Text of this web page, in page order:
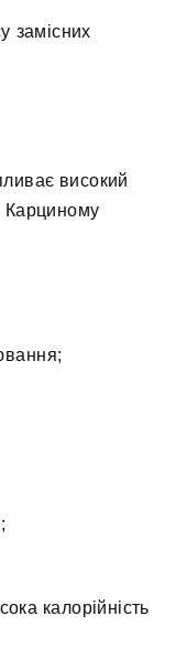
замісних
високий
Карциному
калорійність